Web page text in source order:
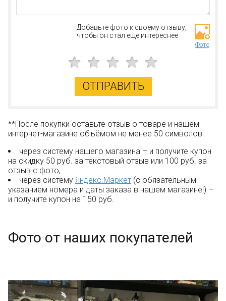
Бесплатная доставка от 3000 рублей;
Дополнительная скидка 10% для постоянных
низким ценам!
Остались вопросы?Посмотрите раздел: ?
Вопрос–ответ
Добавьте фото к своему отзыву,
чтобы он стал еще интереснее
Фото
ОТПРАВИТЬ
**После покупки оставьте отзыв о товаре и нашем
интернет-магазине объёмом не менее 50 символов:
через систему нашего магазина – и получите купон
на скидку 50 руб. за текстовый отзыв или 100 руб. за
отзыв с фото;
через систему Яндекс.Маркет (с обязательным
указанием номера и даты заказа в нашем магазине!) –
и получите купон на 150 руб.
Фото от наших покупателей